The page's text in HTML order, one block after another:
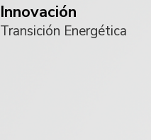
Innovación
Transición Energética